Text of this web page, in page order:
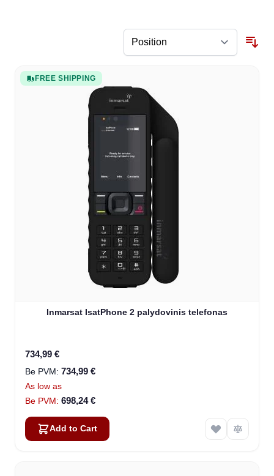
FREE SHIPPING
Inmarsat IsatPhone 2 palydovinis telefonas
734,99 €
734,99 €
As low as
698,24 €
Add to Cart